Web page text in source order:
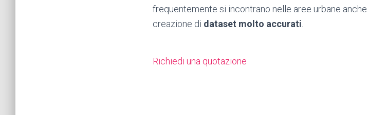
frequentemente si incontrano nelle aree urbane
creazione di dataset molto accurati
Richiedi una quotazione